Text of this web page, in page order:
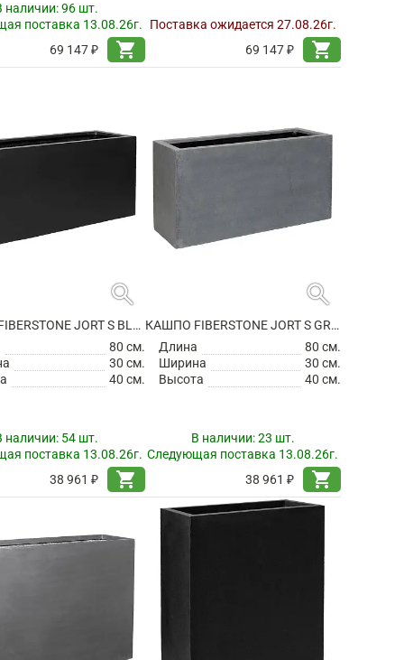
наличии:96 шт.
поставка 13.08.26г.
69 147 ₽
shopping_cart
Поставка ожидается 27.08.26г.
69 147 ₽
shopping_cart
search
КАШПО FIBERSTONE JORT S BLACK
80 см.
30 см.
40 см.
наличии: 54 шт.
поставка 13.08.26г.
38 961 ₽
shopping_cart
search
КАШПО FIBERSTONE JORT S GREY
Длина
80 см.
Ширина
30 см.
Высота
40 см.
В наличии:23 шт.
Следующая поставка 13.08.26г.
38 961 ₽
shopping_cart